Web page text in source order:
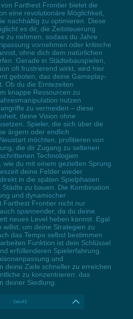
Farthest Frontier bietet die
eine revolutionäre Möglichkeit,
nachhaltig zu optimieren. Diese
es dir, die Zeitsteuerung
zu nehmen, sodass du Jahre
vornehmen oder kritische
ohne dich dem natürlichen
Gerade in Städtebauspielen,
oft frustrierend wirkt, wird hier
geboten, das deine Gameplay-
Ob du die Erntezeiten
knappe Ressourcen zu
nutzen
zu vermeiden – diese
deine Vision ohne
Spieler, die sich über die
ärgern oder endlich
möchten, profitieren von
die dir Zugang zu seltenen
Technologien
wie du mit einem gezielten Sprung
deine Felder wieder
in die späten Spielphasen
zu bauen. Die Kombination
und dynamischer
Farthest Frontier nicht nur
spannender, da du deine
neues Level heben kannst. Egal
willst, um deine Strategien zu
das Tempo selbst bestimmen
Funktion ist dein Schlüssel
erfüllenderen Spielerfahrung.
und
deine Ziele schneller zu erreichen
zu konzentrieren: das
deiner Siedlung.
Ctrl+F2